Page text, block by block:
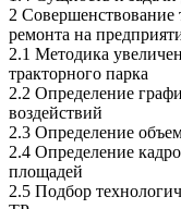
2 Совершенствование
ремонта на
2.1 Методика
тракторного парка
2.2 Определение
воздействий
2.3 Определение
2.4 Определение
площадей
2.5 Подбор